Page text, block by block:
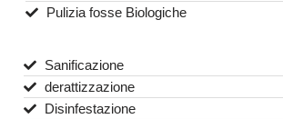
Pulizia fosse Biologiche
Sanificazione
derattizzazione
Disinfestazione